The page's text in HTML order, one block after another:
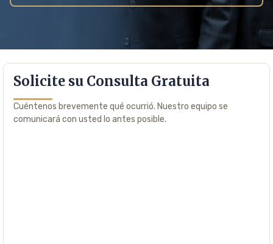
Solicite su Consulta Gratuita
Cuéntenos brevemente qué ocurrió. Nuestro equipo se
comunicará con usted lo antes posible.